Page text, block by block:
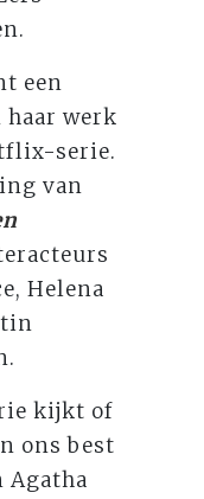
een
haar werk
serie.
van
Helena
kijkt of
ons best
Agatha